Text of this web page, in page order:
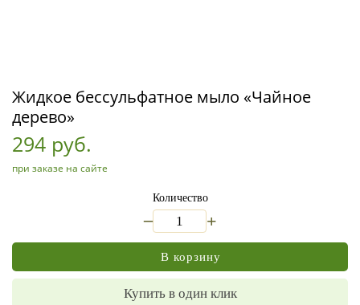
Жидкое бессульфатное мыло «Чайное
дерево»
294 руб.
при заказе на сайте
Количество
+
В корзину
Купить в один клик